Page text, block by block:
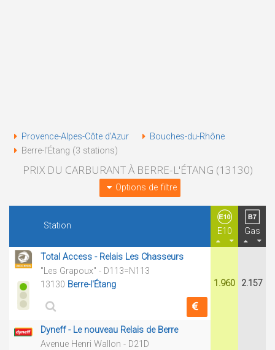
Provence-Alpes-Côte d'Azur
Bouches-du-Rhône
Berre-l'Étang (3 stations)
PRIX DU CARBURANT À BERRE-L'ÉTANG (13130)
Options de filtre
Station
E10 Gas
Total Access - Relais Les Chasseurs
"Les Grapoux" - D113=N113
13130 Berre-l'Étang 1.960 2.157
Dyneff - Le nouveau Relais de Berre
Avenue Henri Wallon - D21D